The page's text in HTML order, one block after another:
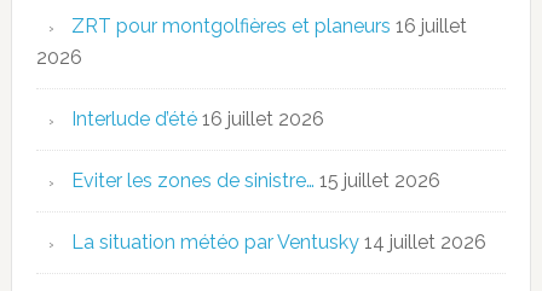
ZRT pour montgolfières et planeurs 16 juillet
2026
Interlude d’été 16 juillet 2026
Eviter les zones de sinistre… 15 juillet 2026
La situation météo par Ventusky 14 juillet 2026